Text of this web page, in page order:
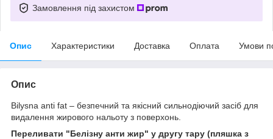
Замовлення під захистом
Опис Характеристики Доставка Оплата Умови
Опис
Bilysna anti fat – безпечний та якісний сильнодіючий засіб для
видалення жирового нальоту з поверхонь.
Переливати "Белізну анти жир" у другу тару (пляшка з